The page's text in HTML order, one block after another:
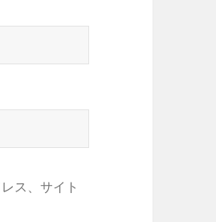
ス、サイト